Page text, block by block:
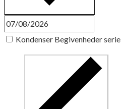
Kondenser Begivenheder serie